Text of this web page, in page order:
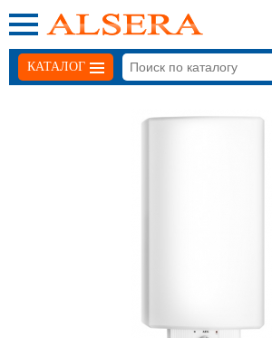
КАТАЛОГ